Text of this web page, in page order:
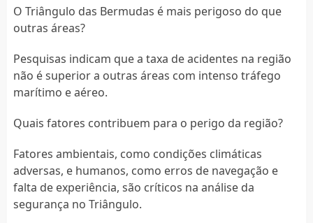
O Triângulo das Bermudas é mais perigoso do que
outras áreas?
Pesquisas indicam que a taxa de acidentes na região
não é superior a outras áreas com intenso tráfego
marítimo e aéreo.
Quais fatores contribuem para o perigo da região?
Fatores ambientais, como condições climáticas
adversas, e humanos, como erros de navegação e
falta de experiência, são críticos na análise da
segurança no Triângulo.